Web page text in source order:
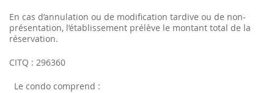
En cas d’annulation ou de modification tardive ou de non-
présentation, l’établissement prélève le montant total de la
réservation.
CITQ : 296360
Le condo comprend :